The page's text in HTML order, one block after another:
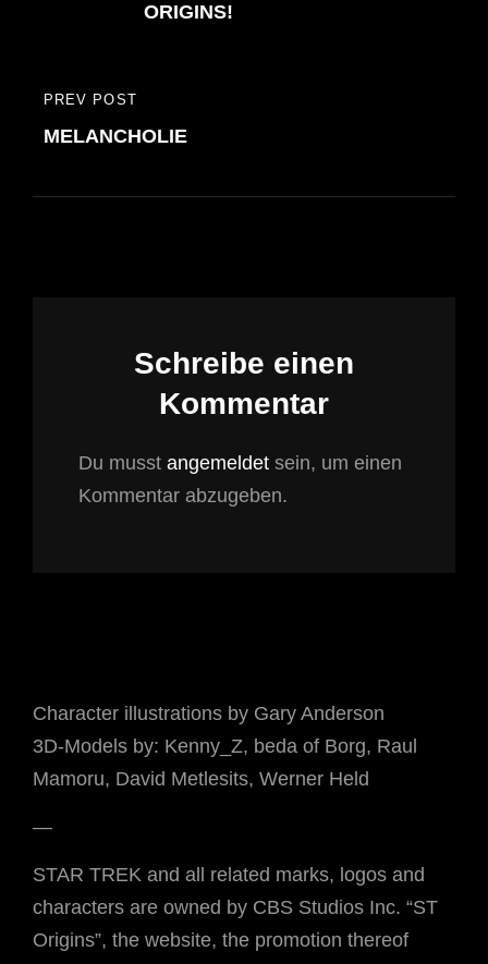
PREVIOUS
POST
PREV POST
MELANCHOLIE
ORIGINS!
Schreibe einen
Kommentar
Du musst angemeldet sein, um einen
Kommentar abzugeben.
Character illustrations by Gary Anderson
3D-Models by: Kenny_Z, beda of Borg, Raul
Mamoru, David Metlesits, Werner Held
—
STAR TREK and all related marks, logos and
characters are owned by CBS Studios Inc. “ST
Origins”, the website, the promotion thereof